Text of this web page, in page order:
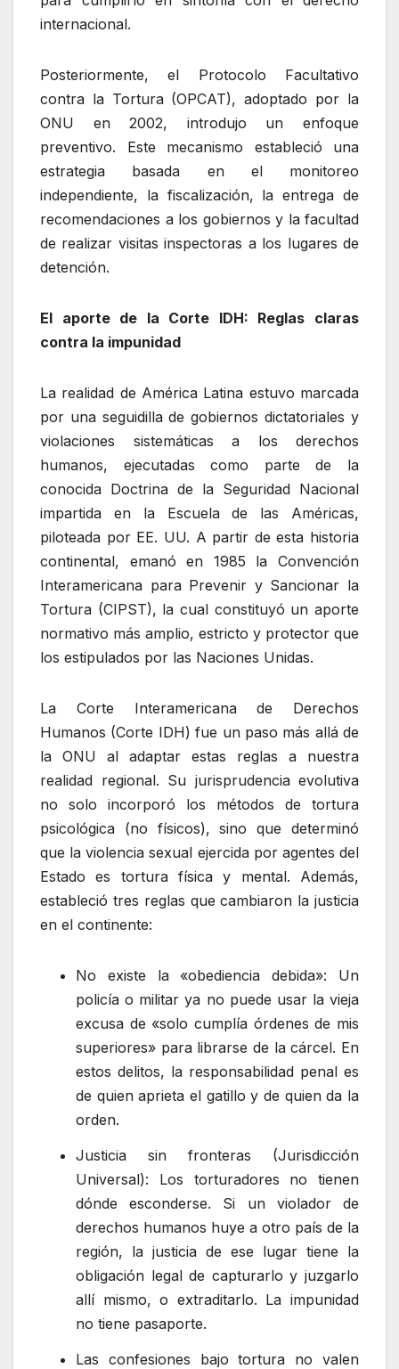
internacional.
Posteriormente, el Protocolo Facultativo
contra la Tortura (OPCAT), adoptado por la
ONU en 2002, introdujo un enfoque
preventivo. Este mecanismo estableció una
estrategia basada en el monitoreo
independiente, la fiscalización, la entrega de
recomendaciones a los gobiernos y la facultad
de realizar visitas inspectoras a los lugares de
detención.
El aporte de la Corte IDH: Reglas claras
contra la impunidad
La realidad de América Latina estuvo marcada
por una seguidilla de gobiernos dictatoriales y
violaciones sistemáticas a los derechos
humanos, ejecutadas como parte de la
conocida Doctrina de la Seguridad Nacional
impartida en la Escuela de las Américas,
piloteada por EE. UU. A partir de esta historia
continental, emanó en 1985 la Convención
Interamericana para Prevenir y Sancionar la
Tortura (CIPST), la cual constituyó un aporte
normativo más amplio, estricto y protector que
los estipulados por las Naciones Unidas.
La Corte Interamericana de Derechos
Humanos (Corte IDH) fue un paso más allá de
la ONU al adaptar estas reglas a nuestra
realidad regional. Su jurisprudencia evolutiva
no solo incorporó los métodos de tortura
psicológica (no físicos), sino que determinó
que la violencia sexual ejercida por agentes del
Estado es tortura física y mental. Además,
estableció tres reglas que cambiaron la justicia
en el continente:
No existe la «obediencia debida»: Un
policía o militar ya no puede usar la vieja
excusa de «solo cumplía órdenes de mis
superiores» para librarse de la cárcel. En
estos delitos, la responsabilidad penal es
de quien aprieta el gatillo y de quien da la
orden.
Justicia sin fronteras (Jurisdicción
Universal): Los torturadores no tienen
dónde esconderse. Si un violador de
derechos humanos huye a otro país de la
región, la justicia de ese lugar tiene la
obligación legal de capturarlo y juzgarlo
allí mismo, o extraditarlo. La impunidad
no tiene pasaporte.
Las confesiones bajo tortura no valen